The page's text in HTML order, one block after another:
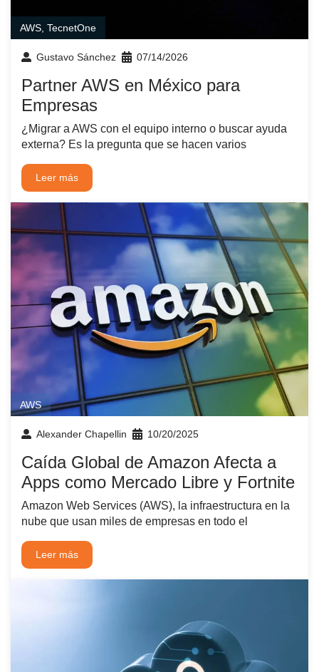
AWS TecnetOne
Gustavo Sánchez 07/14/2026
Partner AWS en México para
Empresas
¿Migrar a AWS con el equipo interno o buscar ayuda
externa? Es la pregunta que se hacen varios
Leer más
AWS
Alexander Chapellin 10/20/2025
Caída Global de Amazon Afecta a
Apps como Mercado Libre y Fortnite
Amazon Web Services (AWS), la infraestructura en la
nube que usan miles de empresas en todo el
Leer más